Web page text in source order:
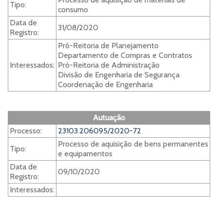
Tipo:
consumo
Data de
Registro:
31/08/2020
Interessados:
Pró-Reitoria de Planejamento
Departamento de Compras e Contratos
Pró-Reitoria de Administração
Divisão de Engenharia de Segurança
Coordenação de Engenharia
Autuação
Processo:
23103.206095/2020-72
Tipo:
Processo de aquisição de bens permanentes
e equipamentos
Data de
Registro:
09/10/2020
Interessados: